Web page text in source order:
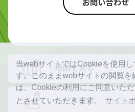
当webサイトではCookieを使用し
す。このままwebサイトの閲覧を
は、Cookieの利用にご同意いた
とさせていただきます。
サイト
地図を見る
ルート検索